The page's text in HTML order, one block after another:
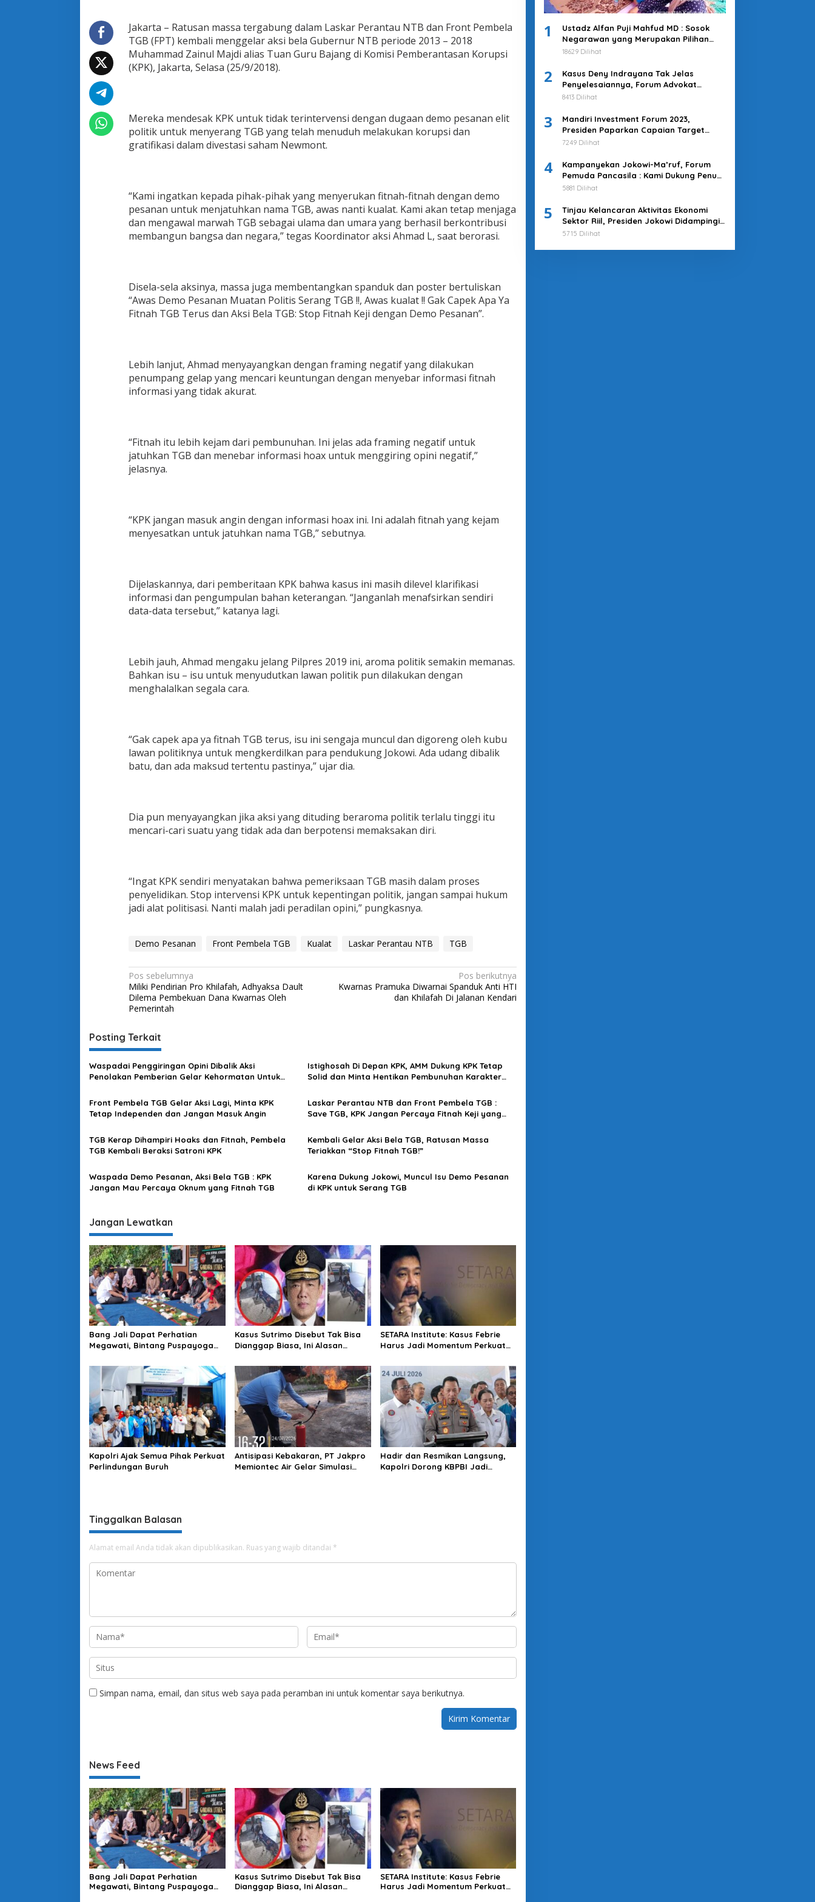
n
P
e
a
T
G
K
J
a
n
g
a
s
u
k
i
n
S
o
o
x
T
a
n
g
I
i
Jakarta – Ratusan massa tergabung dalam Laskar Perantau NTB dan Front Pembela
TGB (FPT) kembali menggelar aksi bela Gubernur NTB periode 2013 – 2018
Muhammad Zainul Majdi alias Tuan Guru Bajang di Komisi Pemberantasan Korupsi
(KPK), Jakarta, Selasa (25/9/2018).
Mereka mendesak KPK untuk tidak terintervensi dengan dugaan demo pesanan elit
politik untuk menyerang TGB yang telah menuduh melakukan korupsi dan
gratifikasi dalam divestasi saham Newmont.
“Kami ingatkan kepada pihak-pihak yang menyerukan fitnah-fitnah dengan demo
pesanan untuk menjatuhkan nama TGB, awas nanti kualat. Kami akan tetap menjaga
dan mengawal marwah TGB sebagai ulama dan umara yang berhasil berkontribusi
membangun bangsa dan negara,” tegas Koordinator aksi Ahmad L, saat berorasi.
Disela-sela aksinya, massa juga membentangkan spanduk dan poster bertuliskan
“Awas Demo Pesanan Muatan Politis Serang TGB !!, Awas kualat !! Gak Capek Apa Ya
Fitnah TGB Terus dan Aksi Bela TGB: Stop Fitnah Keji dengan Demo Pesanan”.
Lebih lanjut, Ahmad menyayangkan dengan framing negatif yang dilakukan
penumpang gelap yang mencari keuntungan dengan menyebar informasi fitnah
informasi yang tidak akurat.
“Fitnah itu lebih kejam dari pembunuhan. Ini jelas ada framing negatif untuk
jatuhkan TGB dan menebar informasi hoax untuk menggiring opini negatif,”
jelasnya.
“KPK jangan masuk angin dengan informasi hoax ini. Ini adalah fitnah yang kejam
menyesatkan untuk jatuhkan nama TGB,” sebutnya.
Dijelaskannya, dari pemberitaan KPK bahwa kasus ini masih dilevel klarifikasi
informasi dan pengumpulan bahan keterangan. “Janganlah menafsirkan sendiri
data-data tersebut,” katanya lagi.
Lebih jauh, Ahmad mengaku jelang Pilpres 2019 ini, aroma politik semakin memanas.
Bahkan isu – isu untuk menyudutkan lawan politik pun dilakukan dengan
menghalalkan segala cara.
“Gak capek apa ya fitnah TGB terus, isu ini sengaja muncul dan digoreng oleh kubu
lawan politiknya untuk mengkerdilkan para pendukung Jokowi. Ada udang dibalik
batu, dan ada maksud tertentu pastinya,” ujar dia.
Dia pun menyayangkan jika aksi yang dituding beraroma politik terlalu tinggi itu
mencari-cari suatu yang tidak ada dan berpotensi memaksakan diri.
“Ingat KPK sendiri menyatakan bahwa pemeriksaan TGB masih dalam proses
penyelidikan. Stop intervensi KPK untuk kepentingan politik, jangan sampai hukum
jadi alat politisasi. Nanti malah jadi peradilan opini,” pungkasnya.
Demo Pesanan Front Pembela TGB Kualat Laskar Perantau NTB TGB
N
a
v
i
g
a
s
i
p
s
Pos sebelumnya
Miliki Pendirian Pro Khilafah, Adhyaksa Dault
Dilema Pembekuan Dana Kwarnas Oleh
Pemerintah
Pos berikutnya
Kwarnas Pramuka Diwarnai Spanduk Anti HTI
dan Khilafah Di Jalanan Kendari
Posting Terkait
Waspadai Penggiringan Opini Dibalik Aksi
Penolakan Pemberian Gelar Kehormatan Untuk
Istighosah Di Depan KPK, AMM Dukung KPK Tetap
Solid dan Minta Hentikan Pembunuhan Karakter
Front Pembela TGB Gelar Aksi Lagi, Minta KPK
Tetap Independen dan Jangan Masuk Angin
Laskar Perantau NTB dan Front Pembela TGB :
Save TGB, KPK Jangan Percaya Fitnah Keji yang
TGB Kerap Dihampiri Hoaks dan Fitnah, Pembela
TGB Kembali Beraksi Satroni KPK
Kembali Gelar Aksi Bela TGB, Ratusan Massa
Teriakkan “Stop Fitnah TGB!”
Waspada Demo Pesanan, Aksi Bela TGB : KPK
Jangan Mau Percaya Oknum yang Fitnah TGB
Karena Dukung Jokowi, Muncul Isu Demo Pesanan
di KPK untuk Serang TGB
Jangan Lewatkan
Bang Jali Dapat Perhatian
Megawati, Bintang Puspayoga
Kasus Sutrimo Disebut Tak Bisa
Dianggap Biasa, Ini Alasan
SETARA Institute: Kasus Febrie
Harus Jadi Momentum Perkuat
Kapolri Ajak Semua Pihak Perkuat
Perlindungan Buruh
Antisipasi Kebakaran, PT Jakpro
Memiontec Air Gelar Simulasi
Hadir dan Resmikan Langsung,
Kapolri Dorong KBPBI Jadi
Tinggalkan Balasan
Alamat email Anda tidak akan dipublikasikan. Ruas yang wajib ditandai *
Simpan nama, email, dan situs web saya pada peramban ini untuk komentar saya berikutnya.
News Feed
Bang Jali Dapat Perhatian
Megawati, Bintang Puspayoga
Kasus Sutrimo Disebut Tak Bisa
Dianggap Biasa, Ini Alasan
SETARA Institute: Kasus Febrie
Harus Jadi Momentum Perkuat
1
Ustadz Alfan Puji Mahfud MD : Sosok
Negarawan yang Merupakan Pilihan
Tepat
18629 Dilihat
2
Kasus Deny Indrayana Tak Jelas
Penyelesaiannya, Forum Advokat
Pengawal Demokrasi : Ayo Segera
8413 Dilihat
3
Mandiri Investment Forum 2023,
Presiden Paparkan Capaian Target
Investasi Indonesia
7249 Dilihat
4
Kampanyekan Jokowi-Ma’ruf, Forum
Pemuda Pancasila : Kami Dukung Penuh
Untuk Memimpin di 2019-2024
5881 Dilihat
5
Tinjau Kelancaran Aktivitas Ekonomi
Sektor Riil, Presiden Jokowi Didampingi
Pj Gubernur Heru Kunjungi Pasar Tanah
5715 Dilihat